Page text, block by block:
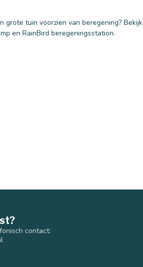
grote tuin voorzien van beregening?
en RainBird beregeningsstation.
contact: